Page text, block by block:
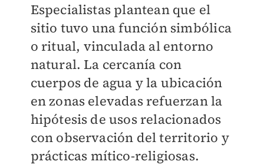
Especialistas plantean que el
sitio tuvo una función simbólica
o ritual, vinculada al entorno
natural. La cercanía con
cuerpos de agua y la ubicación
en zonas elevadas refuerzan la
hipótesis de usos relacionados
con observación del territorio y
prácticas mítico-religiosas.